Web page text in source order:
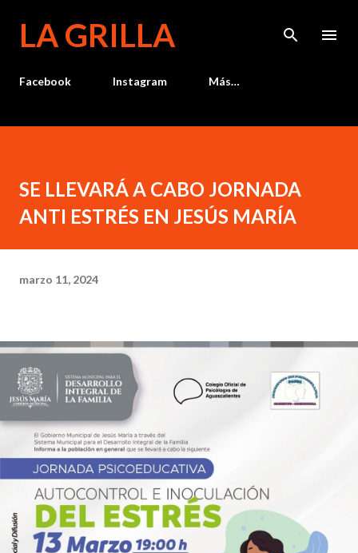
LA GRILLA
Facebook Instagram Más…
SE LLEVARÁ A CABO JORNADA
ANTI ESTRÉS EN JESÚS MARÍA
marzo 11, 2024